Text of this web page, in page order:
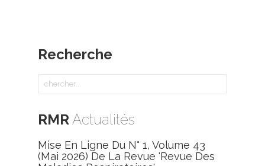
Recherche
RMRActualités
Mise En Ligne Du N° 1, Volume 43
(mai 2026) De La Revue 'Revue Des